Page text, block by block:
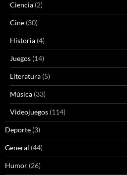
Ciencia (2)
Cine (30)
Historia (4)
Juegos (14)
Literatura (5)
Música (33)
Videojuegos (114)
Deporte (3)
General (44)
Humor (26)